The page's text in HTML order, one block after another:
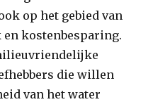
op het gebied van
kostenbesparing.
die willen
van het water